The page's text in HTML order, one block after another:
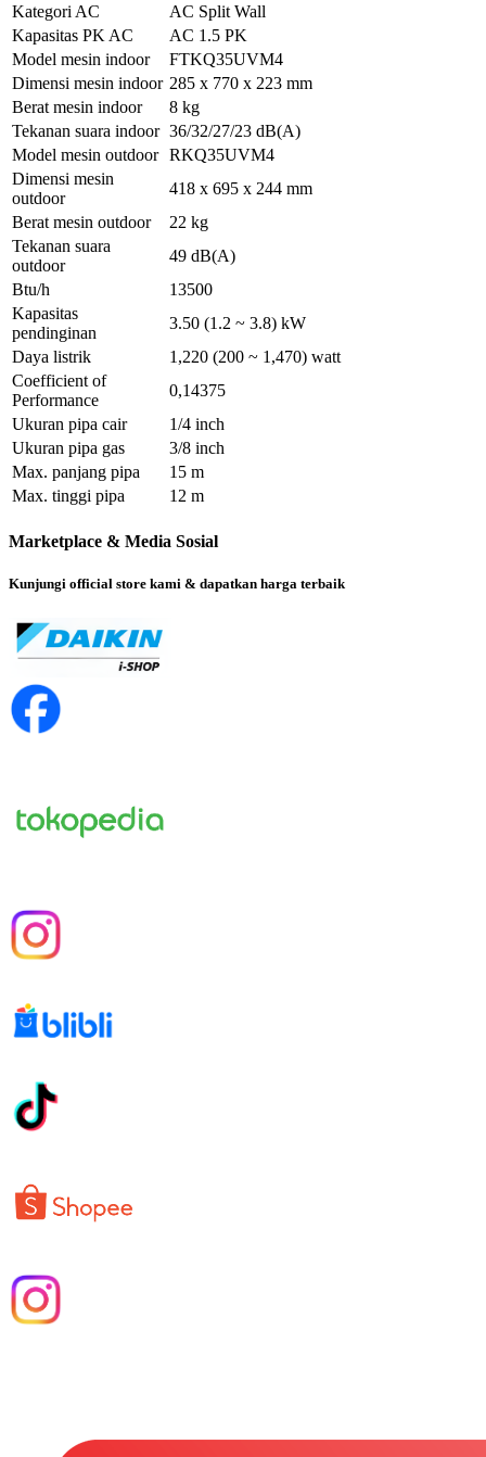
Kategori AC
AC Split Wall
Kapasitas PK AC
AC 1.5 PK
Model mesin indoor
FTKQ35UVM4
Dimensi mesin indoor 285 x 770 x 223 mm
Berat mesin indoor
8 kg
Tekanan suara indoor 36/32/27/23 dB(A)
Model mesin outdoor RKQ35UVM4
Dimensi mesin
outdoor
418 x 695 x 244 mm
Berat mesin outdoor
22 kg
Tekanan suara
outdoor
49 dB(A)
Btu/h
13500
Kapasitas
pendinginan
3.50 (1.2 ~ 3.8) kW
Daya listrik
1,220 (200 ~ 1,470) watt
Coefficient of
Performance
0,14375
Ukuran pipa cair
1/4 inch
Ukuran pipa gas
3/8 inch
Max. panjang pipa
15 m
Max. tinggi pipa
12 m
Marketplace & Media Sosial
Kunjungi official store kami & dapatkan harga terbaik